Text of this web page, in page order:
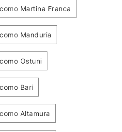
Martina Franca
Manduria
Ostuni
Bari
Altamura